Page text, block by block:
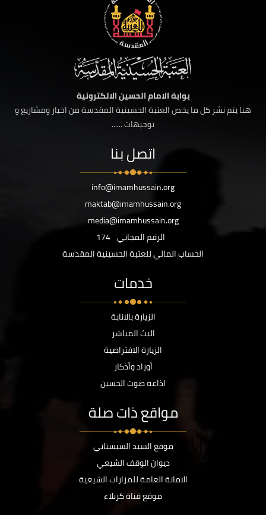
بوابة الامام الحسين الالكترونية
هنا يتم نشر كل ما يخص العتبة الحسينية المقدسة من اخبار ومشاريع و
توجيهات ......
اتصل بنا
info@imamhussain.org
maktab@imamhussain.org
media@imamhussain.org
الرقم المجاني 174
الحساب المالي للعتبة الحسينية المقدسة
خدمات
الزيارة بالانابة
البث المباشر
الزيارة الافتراضية
أوراد وأذكار
اذاعة صوت الحسين
مواقع ذات صلة
موقع السيد السيستاني
ديوان الوقف الشيعي
الامانة العامة للمزارات الشيعية
موقع قناة كربلاء